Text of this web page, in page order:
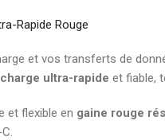
Rapide Rouge
et vos transferts de
ultra-rapide et fiable,
et flexible en gaine rouge